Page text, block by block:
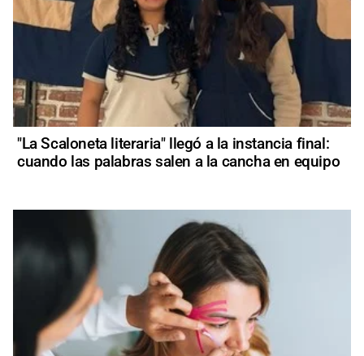
"La Scaloneta literaria" llegó a la instancia final:
cuando las palabras salen a la cancha en equipo